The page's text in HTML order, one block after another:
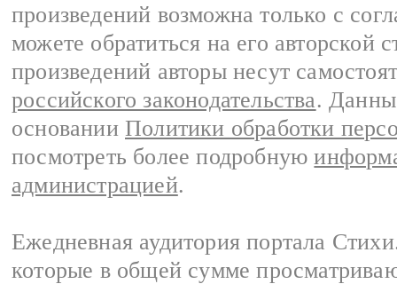
произведений возможна только с
можете обратиться на его авторской
произведений авторы несут
российского законодательства.
основании Политики обработки
посмотреть более подробную
администрацией.
Ежедневная аудитория портала
которые в общей сумме